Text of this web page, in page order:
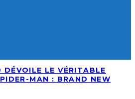
LE VÉRITABLE
MAN : BRAND NEW